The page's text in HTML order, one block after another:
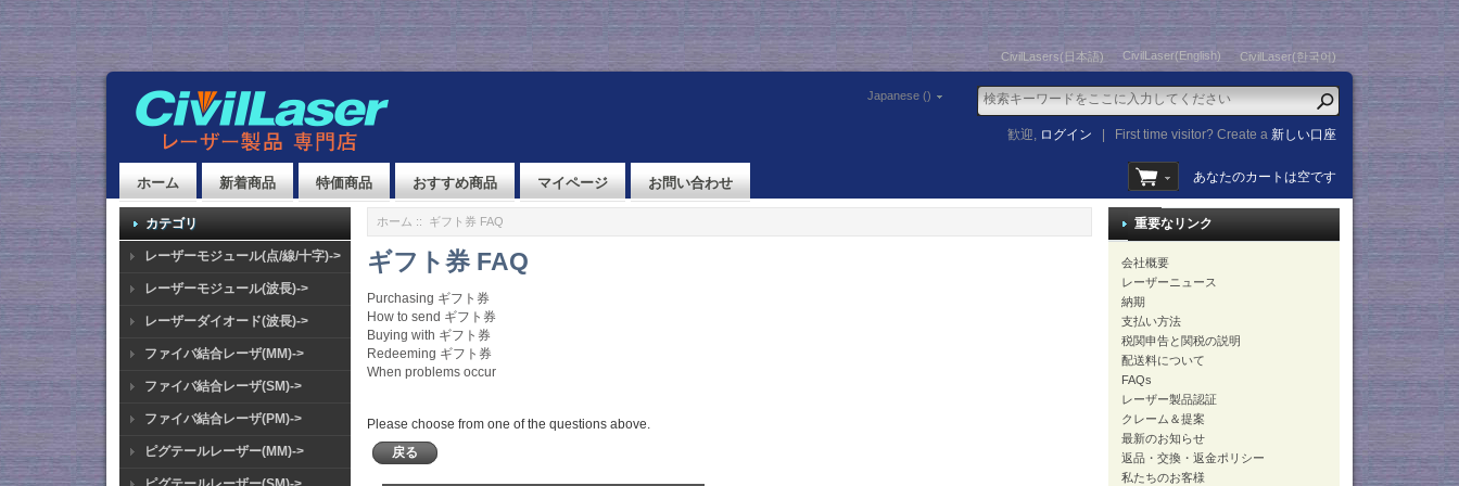
CivilLasers(日本語) CivilLaser(English) CivilLaser(한국어)
Japanese ()
歓迎, ログイン First time visitor? Create a新しい口座
ホーム 新着商品 特価商品 おすすめ商品 マイページ お問い合わせ あなたのカートは空です
カテゴリ
レーザーモジュール(点/線/十字)->
レーザーモジュール(波長)->
レーザーダイオード(波長)->
ファイバ結合レーザ(MM)->
ファイバ結合レーザ(SM)->
ファイバ結合レーザ(PM)->
ピグテールレーザー(MM)->
ホーム :: ギフト券 FAQ
ギフト券 FAQ
Purchasing ギフト券
How to send ギフト券
Buying with ギフト券
Redeeming ギフト券
When problems occur
Please choose from one of the questions above.
戻る
重要なリンク
会社概要
レーザーニュース
納期
支払い方法
税関申告と関税の説明
配送料について
FAQs
レーザー製品認証
クレーム＆提案
最新のお知らせ
返品・交換・返金ポリシー
私たちのお客様